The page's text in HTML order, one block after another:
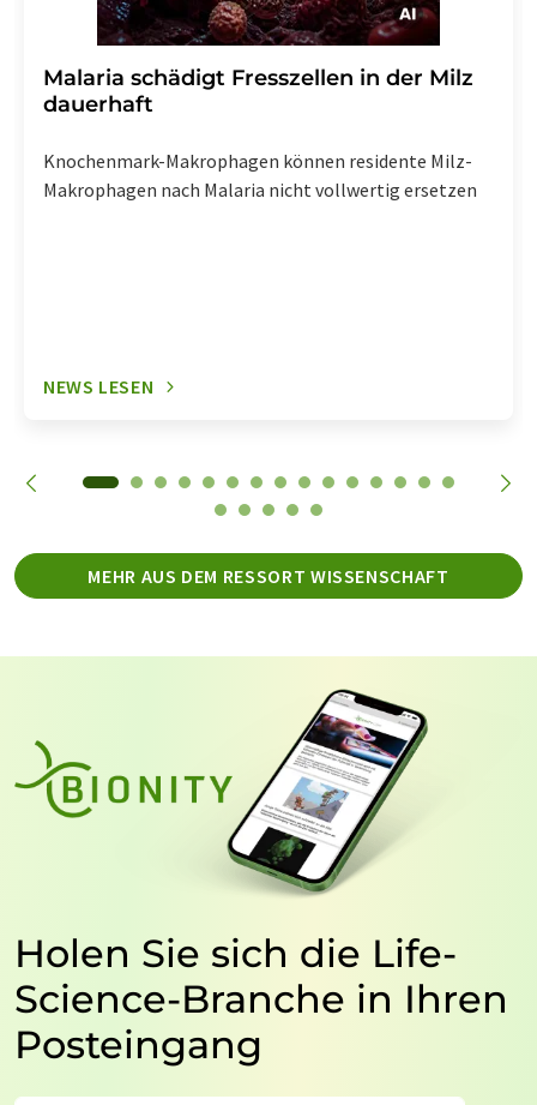
Malaria schädigt Fresszellen in der Milz
dauerhaft
Knochenmark-Makrophagen können residente Milz-
Makrophagen nach Malaria nicht vollwertig ersetzen
NEWS LESEN
MEHR AUS DEM RESSORT WISSENSCHAFT
Holen Sie sich die Life-
Science-Branche in Ihren
Posteingang